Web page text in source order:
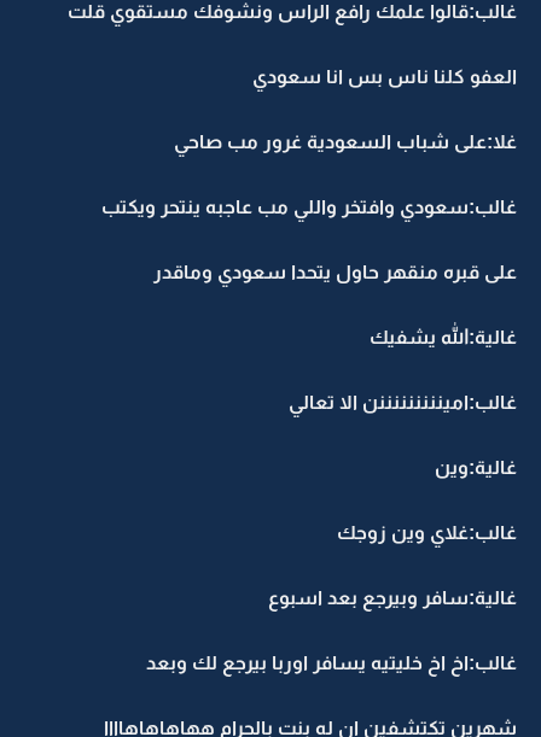
غالب:قالوا علمك رافع الراس ونشوفك مستقوي قلت
العفو كلنا ناس بس انا سعودي
غلا:على شباب السعودية غرور مب صاحي
غالب:سعودي وافتخر واللي مب عاجبه ينتحر ويكتب
على قبره منقهر حاول يتحدا سعودي وماقدر
غالية:الله يشفيك
غالب:امينننننننننن الا تعالي
غالية:وين
غالب:غلاي وين زوجك
غالية:سافر وبيرجع بعد اسبوع
غالب:اخ اخ خليتيه يسافر اوربا بيرجع لك وبعد
شهرين تكتشفين ان له بنت بالحرام ههاهاهاهاااا